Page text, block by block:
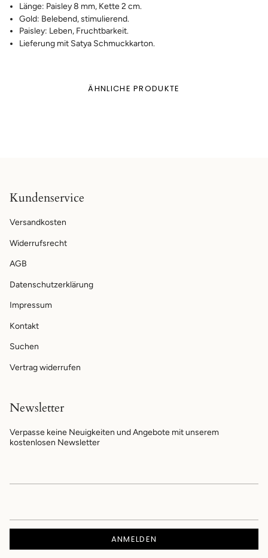
Länge: Paisley 8 mm, Kette 2 cm.
Gold: Belebend, stimulierend.
Paisley: Leben, Fruchtbarkeit.
Lieferung mit Satya Schmuckkarton.
ÄHNLICHE PRODUKTE
Kundenservice
Versandkosten
Widerrufsrecht
AGB
Datenschutzerklärung
Impressum
Kontakt
Suchen
Vertrag widerrufen
Newsletter
Verpasse keine Neuigkeiten und Angebote mit unserem
kostenlosen Newsletter
ANMELDEN